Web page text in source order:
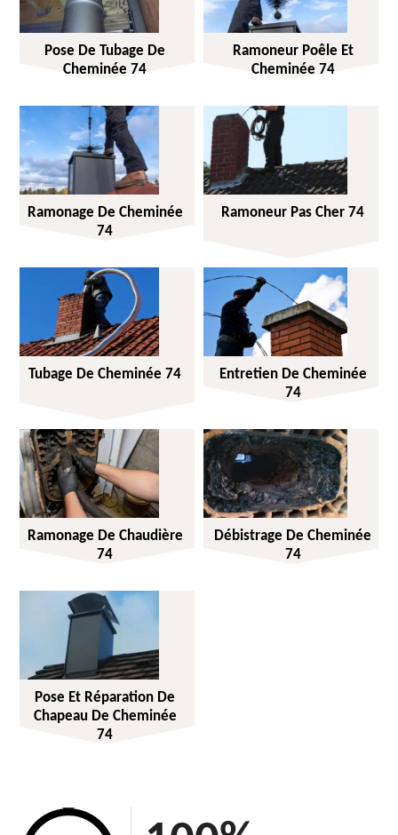
Pose De Tubage De
Cheminée 74
Ramoneur Poêle Et
Cheminée 74
Ramonage De Cheminée
74
Ramoneur Pas Cher 74
Tubage De Cheminée 74
Entretien De Cheminée
74
Ramonage De Chaudière
74
Débistrage De Cheminée
74
Pose Et Réparation De
Chapeau De Cheminée
74